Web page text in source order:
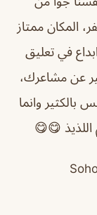
المكان ممتاز
في تعليق
عن مشاعرك،
بالكثير وانما
😋😋